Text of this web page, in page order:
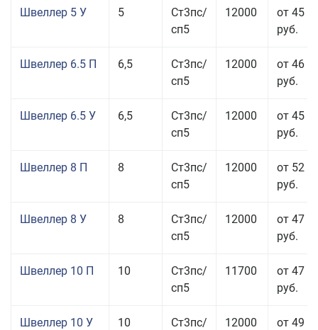
Швеллер 5 У 5
Ст3пс/
сп5
12000
от 45
руб.
Швеллер 6.5 П 6,5
Ст3пс/
сп5
12000
от 46
руб.
Швеллер 6.5 У 6,5
Ст3пс/
сп5
12000
от 45
руб.
Швеллер 8 П 8
Ст3пс/
сп5
12000
от 52
руб.
Швеллер 8 У 8
Ст3пс/
сп5
12000
от 47
руб.
Швеллер 10 П 10
Ст3пс/
сп5
11700
от 47
руб.
Швеллер 10 У 10
Ст3пс/
12000
от 49